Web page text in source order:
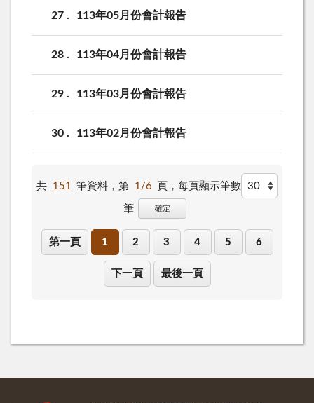
27 113年05月份會計報告
28 113年04月份會計報告
29 113年03月份會計報告
30 113年02月份會計報告
共 151 筆資料，第 1/6 頁，每頁顯示筆數
筆 確定
第一頁 1 2 3 4 5 6
下一頁 最後一頁